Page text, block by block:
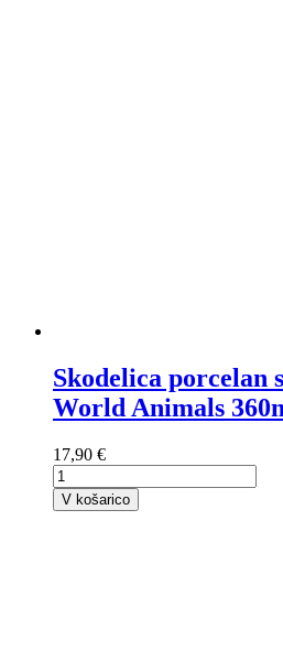
Skodelica porcelan
World Animals
17,90 €
V košarico